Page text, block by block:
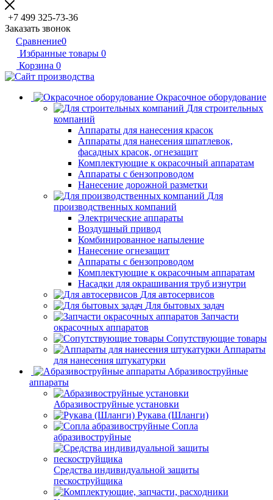
+7 499 325-73-36
Заказать звонок
Сравнение0
Избранные товары 0
Корзина 0
Окрасочное оборудование
Для строительных
компаний
Аппараты для нанесения красок
Аппараты для нанесения шпатлевок,
фасадных красок, огнезащит
Комплектующие к окрасочный аппаратам
Аппараты с бензопроводом
Нанесение дорожной разметки
Для
производственных компаний
Электрические аппараты
Воздушный привод
Комбинированное напыление
Нанесение огнезащит
Аппараты с бензопроводом
Комплектующие к окрасочным аппаратам
Насадки для окрашивания труб изнутри
Для автосервисов
Для бытовых задач
Запчасти
окрасочных аппаратов
Сопутствующие товары
Аппараты
для нанесения штукатурки
Aбразивоструйные
аппараты
Абразивоструйные установки
Рукава (Шланги)
Сопла
абразивоструйные
Средства индивидуальной защиты
пескоструйщика